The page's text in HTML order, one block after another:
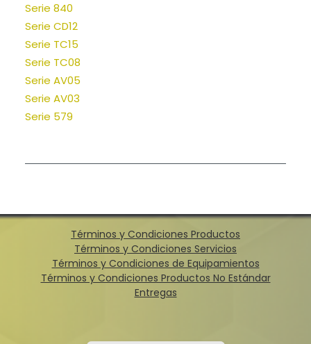
Serie 840
Serie CD12
Serie TC15
Serie TC08
Serie AV05
Serie AV03
Serie 579
Términos y Condiciones Productos
Términos y Condiciones Servicios
Términos y Condiciones de Equipamientos
Términos y Condiciones Productos No Estándar
Entregas